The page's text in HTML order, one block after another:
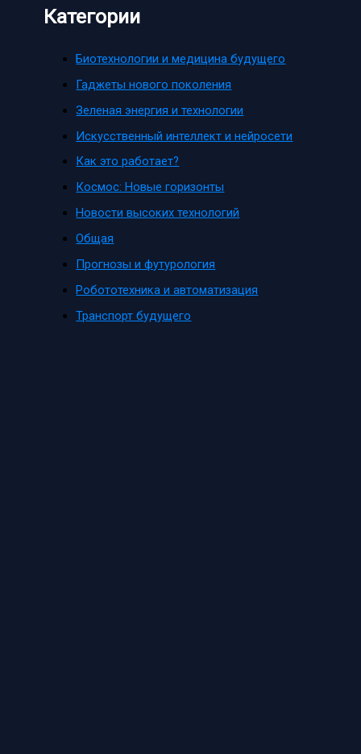
Категории
Биотехнологии и медицина будущего
Гаджеты нового поколения
Зеленая энергия и технологии
Искусственный интеллект и нейросети
Как это работает?
Космос: Новые горизонты
Новости высоких технологий
Общая
Прогнозы и футурология
Робототехника и автоматизация
Транспорт будущего